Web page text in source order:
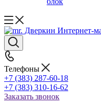
Телефоны
+7 (383) 287-60-18
+7 (383) 310-16-62
Заказать звонок